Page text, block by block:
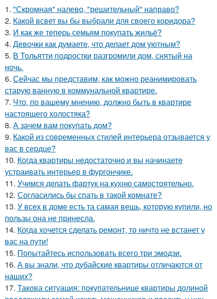
1. "Скромная" налево, "решительный" направо?
2. Какой всвет вы бы выбрали для своего коридора?
3. И как же теперь семьям покупать жильё?
4. Девочки как думаете, что делает дом уютным?
5. В Тольятти подростки разгромили дом, снятый на
ночь.
6. Сейчас мы представим, как можно реанимировать
старую ванную в коммунальной квартире.
7. Что, по вашему мнению, должно быть в квартире
настоящего холостяка?
8. А зачем вам покупать дом?
9. Какой из современных стилей интерьера отзывается у
вас в сердце?
10. Когда квартиры недостаточно и вы начинаете
устраивать интерьер в фургончике.
11. Учимся делать фартук на кухню самостоятельно.
12. Согласились бы спать в такой комнате?
13. У всех в доме есть та самая вещь, которую купили, но
пользы она не принесла.
14. Когда хочется сделать ремонт, то ничто не встанет у
вас на пути!
15. Попытайтесь использовать всего три эмодзи.
16. А вы знали, что дубайские квартиры отличаются от
наших?
17. Такова ситуация: покупательнице квартиры долиной